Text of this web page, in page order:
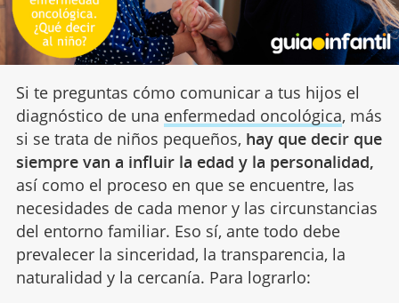
Si te preguntas cómo comunicar a tus hijos el
diagnóstico de una enfermedad oncológica, más
si se trata de niños pequeños, hay que decir que
siempre van a influir la edad y la personalidad,
así como el proceso en que se encuentre, las
necesidades de cada menor y las circunstancias
del entorno familiar. Eso sí, ante todo debe
prevalecer la sinceridad, la transparencia, la
naturalidad y la cercanía. Para lograrlo: